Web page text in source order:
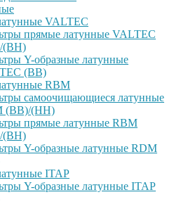
VALTEC
прямые латунные VALTEC
(ВН)
Y-образные латунные
(ВВ)
RBM
самоочищающиеся латунные
(ВВ)/(НН)
прямые латунные RBM
(ВН)
Y-образные латунные RDM
ITAP
Y-образные латунные ITAP